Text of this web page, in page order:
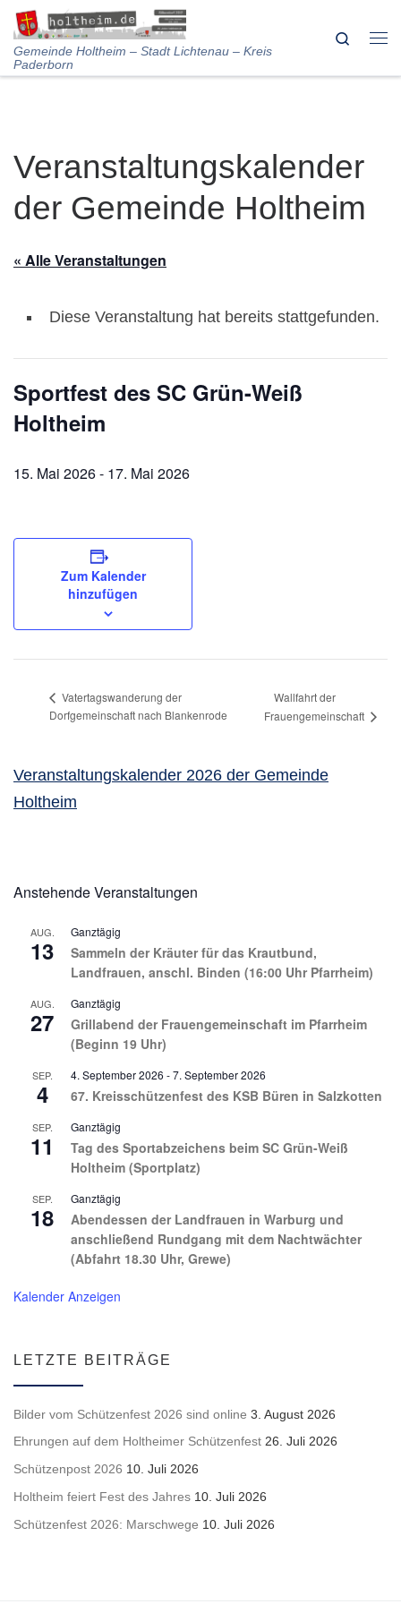
Skip to content
Gemeinde Holtheim – Stadt Lichtenau – Kreis
Paderborn
Search
Veranstaltungskalender
der Gemeinde Holtheim
« Alle Veranstaltungen
Diese Veranstaltung hat bereits stattgefunden.
Sportfest des SC Grün-Weiß
Holtheim
15. Mai 2026- 17. Mai 2026
Zum Kalender
hinzufügen
Vatertagswanderung der
Dorfgemeinschaft nach Blankenrode
Wallfahrt der
Frauengemeinschaft
Veranstaltungskalender 2026 der Gemeinde
Holtheim
Anstehende Veranstaltungen
AUG.
13
Ganztägig
Sammeln der Kräuter für das Krautbund,
Landfrauen, anschl. Binden (16:00 Uhr Pfarrheim)
AUG.
27
Ganztägig
Grillabend der Frauengemeinschaft im Pfarrheim
(Beginn 19 Uhr)
SEP.
4
4. September 2026 -7. September 2026
67. Kreisschützenfest des KSB Büren in Salzkotten
SEP.
11
Ganztägig
Tag des Sportabzeichens beim SC Grün-Weiß
Holtheim (Sportplatz)
SEP.
18
Ganztägig
Abendessen der Landfrauen in Warburg und
anschließend Rundgang mit dem Nachtwächter
(Abfahrt 18.30 Uhr, Grewe)
Kalender Anzeigen
LETZTE BEITRÄGE
Bilder vom Schützenfest 2026 sind online 3. August 2026
Ehrungen auf dem Holtheimer Schützenfest 26. Juli 2026
Schützenpost 2026 10. Juli 2026
Holtheim feiert Fest des Jahres 10. Juli 2026
Schützenfest 2026: Marschwege 10. Juli 2026